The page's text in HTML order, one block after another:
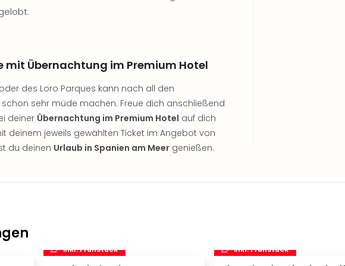
mit Übernachtung im Premium Hotel
des Loro Parques kann nach all den
schon sehr müde machen. Freue dich anschließend
deiner Übernachtung im Premium Hotel auf dich
deinem jeweils gewählten Ticket im Angebot von
du deinen Urlaub in Spanien am Meer genießen.
inkl. Frühstück inkl. Frühstück